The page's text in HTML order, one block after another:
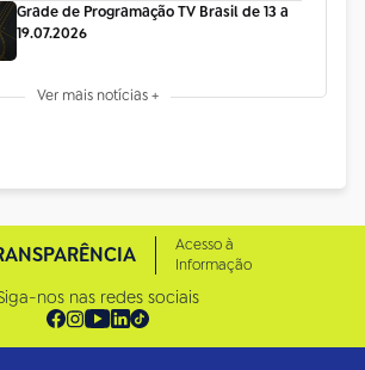
Grade de Programação TV Brasil de 13 a
19.07.2026
Ver mais notícias +
Acesso à
Informação
nos nas redes sociais